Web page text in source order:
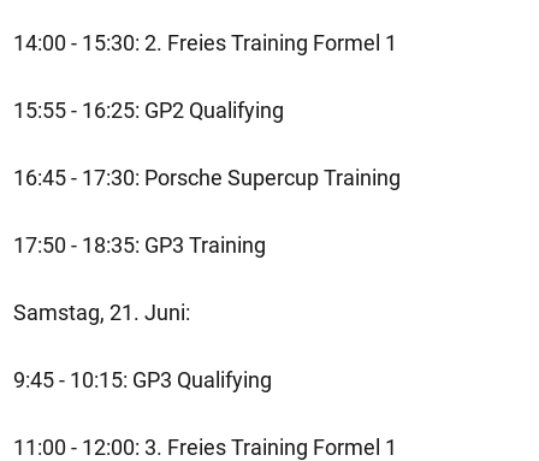
14:00 - 15:30: 2. Freies Training Formel 1
15:55 - 16:25: GP2 Qualifying
16:45 - 17:30: Porsche Supercup Training
17:50 - 18:35: GP3 Training
Samstag, 21. Juni:
9:45 - 10:15: GP3 Qualifying
11:00 - 12:00: 3. Freies Training Formel 1